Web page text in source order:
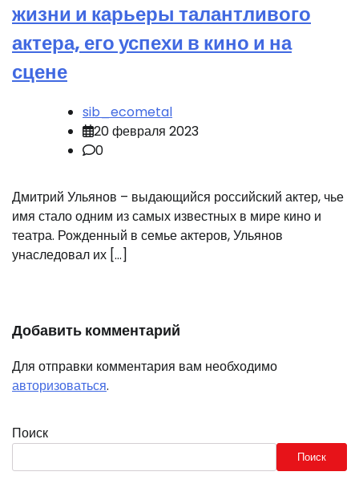
жизни и карьеры талантливого
актера, его успехи в кино и на
сцене
sib_ecometal
20 февраля 2023
0
Дмитрий Ульянов – выдающийся российский актер, чье
имя стало одним из самых известных в мире кино и
театра. Рожденный в семье актеров, Ульянов
унаследовал их […]
Добавить комментарий
Для отправки комментария вам необходимо
авторизоваться.
Поиск
Поиск